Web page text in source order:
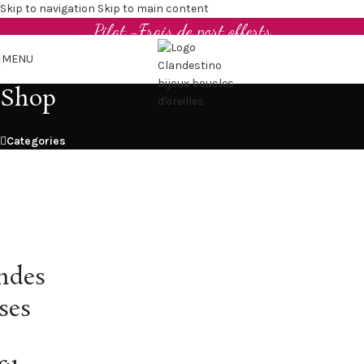
Skip to navigation Skip to main content
Boucles d'oreilles et bijoux en cuir upcyclé - Made in
Pilat -Frais de port offerts
MENU
Shop
Categories